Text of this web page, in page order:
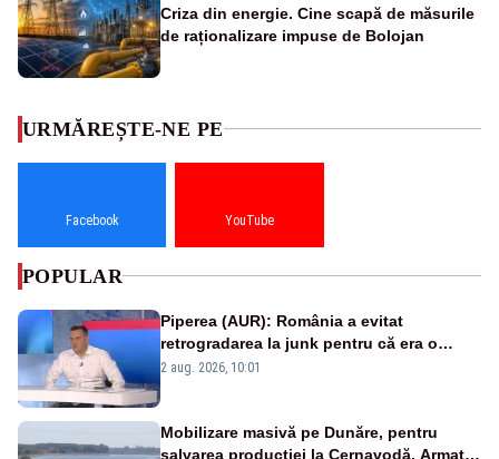
Criza din energie. Cine scapă de măsurile
de raționalizare impuse de Bolojan
URMĂREȘTE-NE PE
Facebook YouTube
POPULAR
Piperea (AUR): România a evitat
retrogradarea la junk pentru că era o
catastrofă pentru bănci și fondurile de
2 aug. 2026, 10:01
Mobilizare masivă pe Dunăre, pentru
salvarea producției la Cernavodă. Armata